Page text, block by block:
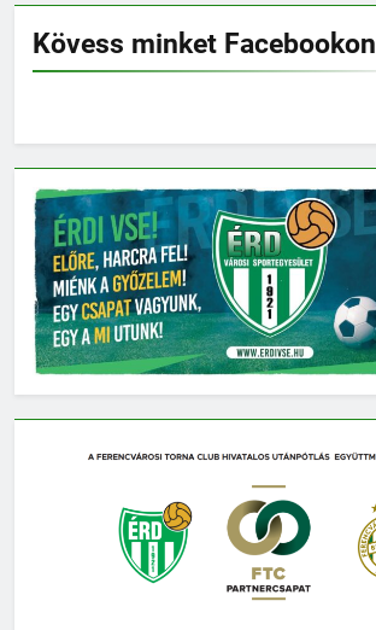
Kövess minket Facebookon